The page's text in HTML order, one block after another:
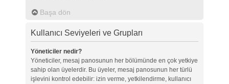
Başa dön
Kullanıcı Seviyeleri ve Grupları
Yöneticiler nedir?
Yöneticiler, mesaj panosunun her bölümünde en çok yetkiye
sahip olan üyelerdir. Bu üyeler, mesaj panosunun her türlü
işlevini kontrol edebilir: izin verme, yetkilendirme, kullanıcı